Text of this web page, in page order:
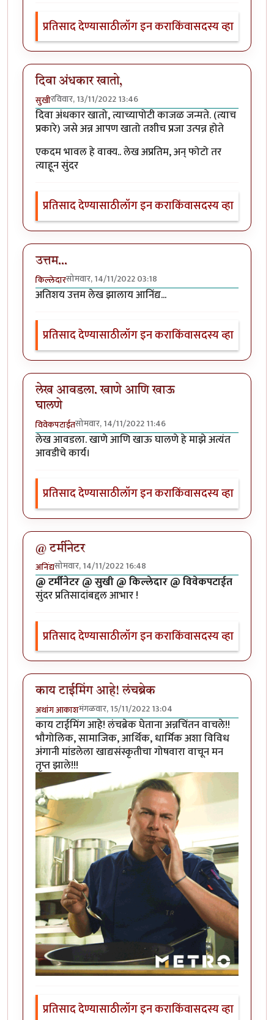
प्रतिसाद देण्यासाठीलॉग इन कराकिंवासदस्य व्हा
दिवा अंधकार खातो,
सुखीरविवार, 13/11/2022 13:46
दिवा अंधकार खातो, त्याच्यापोटी काजळ जन्मते. (त्याच
प्रकारे) जसे अन्न आपण खातो तशीच प्रजा उत्पन्न होते
एकदम भावल हे वाक्य.. लेख अप्रतिम, अन् फोटो तर
त्याहून सुंदर
प्रतिसाद देण्यासाठीलॉग इन कराकिंवासदस्य व्हा
उत्तम...
किल्लेदारसोमवार, 14/11/2022 03:18
अतिशय उत्तम लेख झालाय आनिंद्य...
प्रतिसाद देण्यासाठीलॉग इन कराकिंवासदस्य व्हा
लेख आवडला. खाणे आणि खाऊ
घालणे
विवेकपटाईतसोमवार, 14/11/2022 11:46
लेख आवडला. खाणे आणि खाऊ घालणे हे माझे अत्यंत
आवडीचे कार्य।
प्रतिसाद देण्यासाठीलॉग इन कराकिंवासदस्य व्हा
@ टर्मीनेटर
अनिंद्यसोमवार, 14/11/2022 16:48
@ टर्मीनेटर @ सुखी @ किल्लेदार @ विवेकपटाईत
सुंदर प्रतिसादांबद्दल आभार !
प्रतिसाद देण्यासाठीलॉग इन कराकिंवासदस्य व्हा
काय टाईमिंग आहे! लंचब्रेक
अथांग आकाशमंगळवार, 15/11/2022 13:04
काय टाईमिंग आहे! लंचब्रेक घेताना अन्नचिंतन वाचले!!
भौगोलिक, सामाजिक, आर्थिक, धार्मिक अशा विविध
अंगानी मांडलेला खाद्यसंस्कृतीचा गोषवारा वाचून मन
तृप्त झाले!!!
प्रतिसाद देण्यासाठीलॉग इन कराकिंवासदस्य व्हा